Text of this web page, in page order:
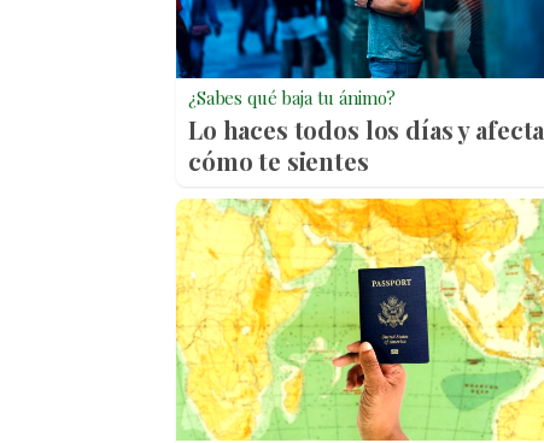
¿Sabes qué baja tu ánimo?
Lo haces todos los días y afecta
cómo te sientes